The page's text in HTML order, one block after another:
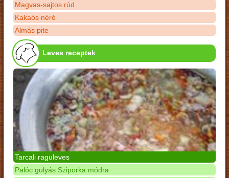
Magvas-sajtos rúd
Kakaós néró
Almás pite
Leves receptek
Tarcali raguleves
Palóc gulyás Sziporka módra